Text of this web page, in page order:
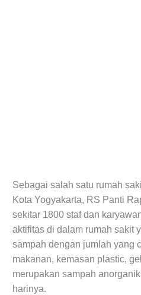
Sebagai salah satu rumah
Kota Yogyakarta, RS Panti
sekitar 1800 staf dan
aktifitas di dalam rumah sakit
sampah dengan jumlah yang
makanan, kemasan plastic,
merupakan sampah
harinya.